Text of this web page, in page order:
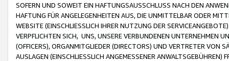
SOFERN UND SOWEIT EIN HAFTUNGSAUSSCHLUSS NACH DEN
HAFTUNG FÜR ANGELEGENHEITEN AUS, DIE UNMITTELBAR ODER
WEBSITE (EINSCHLIESSLICH IHRER NUTZUNG DER
VERPFLICHTEN SICH, UNS, UNSERE VERBUNDENEN UNTERNEHMEN
(OFFICERS), ORGANMITGLIEDER (DIRECTORS) UND VERTRETER VON
AUSLAGEN (EINSCHLIESSLICH ANGEMESSENER